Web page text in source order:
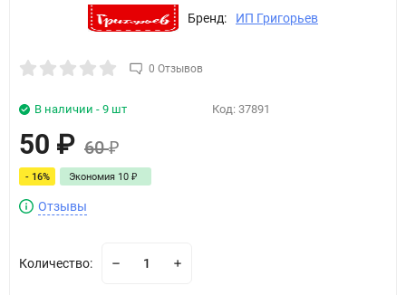
Бренд: ИП Григорьев
0 Отзывов
В наличии - 9 шт Код: 37891
50 ₽ 60₽
- 16% Экономия 10 ₽
Отзывы
Количество: